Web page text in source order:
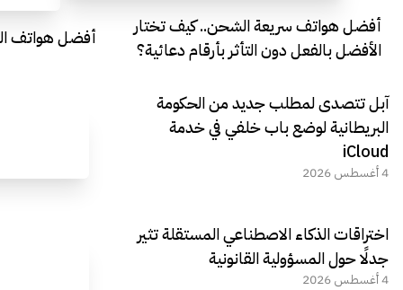
أفضل هواتف سريعة الشحن.. كيف تختار
الأفضل بالفعل دون التأثر بأرقام دعائية؟
أفضل هواتف
آبل تتصدى لمطلب جديد من الحكومة
البريطانية لوضع باب خلفي في خدمة
iCloud
4 أغسطس 2026
اختراقات الذكاء الاصطناعي المستقلة تثير
جدلًا حول المسؤولية القانونية
4 أغسطس 2026